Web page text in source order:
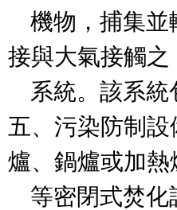
機物，捕集並
接與大氣接觸之
系統。該系統
五、污染防制
爐、鍋爐或加熱
等密閉式焚化